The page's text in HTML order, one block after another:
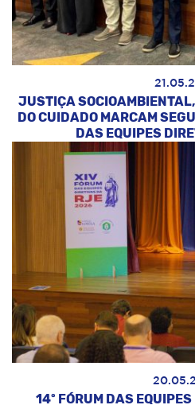
JUSTIÇA
DO CUIDADO MARCAM
DAS EQUIPES
14º FÓRUM DAS